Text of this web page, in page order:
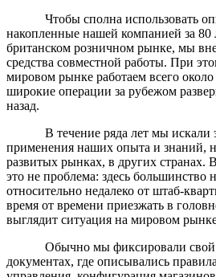
Чтобы сполна использовать
накопленные нашей компанией за 80
британском розничном рынке, мы
средства совместной работы. При
мировом рынке работаем всего
широкие операции за рубежом
назад.
В течение ряда лет мы искали
применения наших опыта и знаний,
развитых рынках, в других странах.
это не проблема: здесь большинство
относительно недалеко от штаб-
время от времени приезжать в
выглядит ситуация на мировом
Обычно мы фиксировали свой
документах, где описывались